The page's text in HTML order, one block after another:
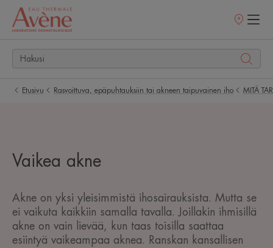
Myyntipisteet
Etusivu Rasvoittuva, epäpuhtauksiin tai akneen taipuvainen iho MITÄ
Vaikea akne
Akne on yksi yleisimmistä ihosairauksista. Mutta se
ei vaikuta kaikkiin samalla tavalla. Joillakin ihmisillä
akne on vain lievää, kun taas toisilla saattaa
esiintyä vaikeampaa aknea. Ranskan kansallisen